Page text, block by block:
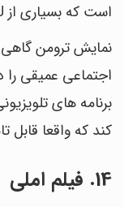
است که بسیاری از INFJ ها از آن خوششان خواهد آمد.
نمایش ترومن گاهی
اجتماعی عمیقی را
برنامه های
کند که واقعا قابل
14. فیلم املی